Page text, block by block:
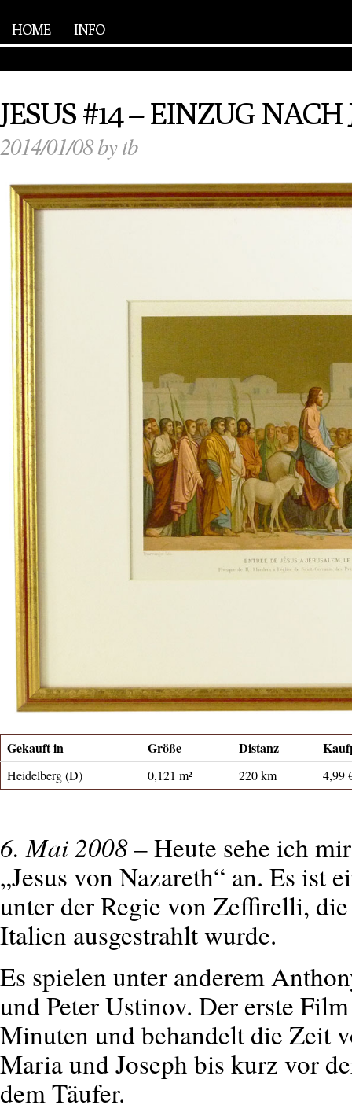
HOME INFO
JESUS #14 – EINZUG
2014/01/08 by tb
Gekauft in Größe Distanz
Heidelberg (D) 0,121 m² 220 km 4,99
6. Mai 2008– Heute sehe ich
„Jesus von Nazareth“ an. Es ist
unter der Regie von Zeffirelli,
Italien ausgestrahlt wurde.
Es spielen unter anderem
und Peter Ustinov. Der erste
Minuten und behandelt die Zeit
Maria und Joseph bis kurz vor
dem Täufer.